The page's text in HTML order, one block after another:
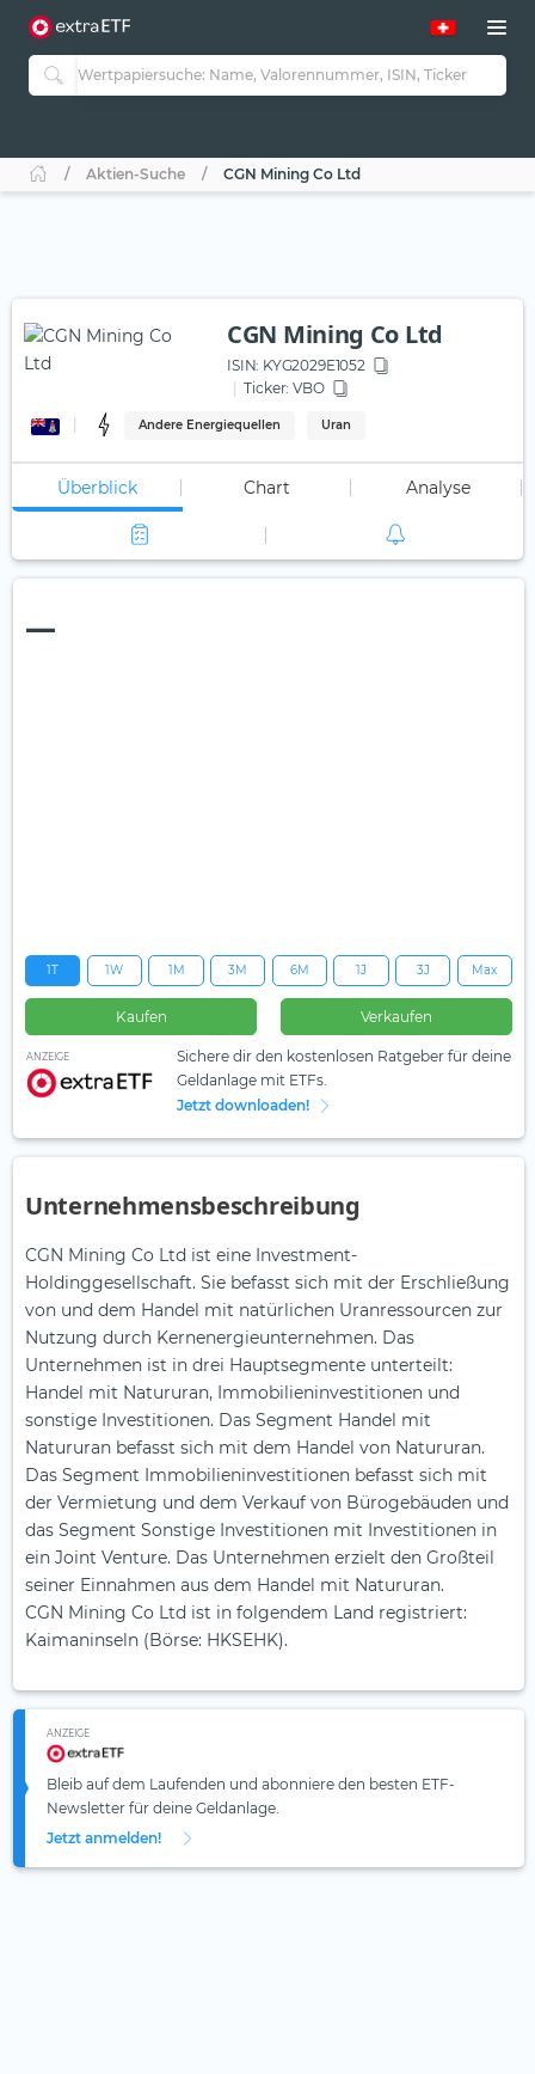
Aktien-Suche CGN Mining Co Ltd
CGN Mining Co Ltd
ISIN: KYG2029E1052
Ticker: VBO
Andere Energiequellen Uran
Überblick Chart Analyse
—
1T 1W 1M 3M 6M 1J 3J Max
Kaufen Verkaufen
ANZEIGE
Sichere dir den kostenlosen Ratgeber für deine
Geldanlage mit ETFs.
Jetzt downloaden!
Unternehmensbeschreibung
CGN Mining Co Ltd ist eine Investment-
Holdinggesellschaft. Sie befasst sich mit der Erschließung
von und dem Handel mit natürlichen Uranressourcen zur
Nutzung durch Kernenergieunternehmen. Das
Unternehmen ist in drei Hauptsegmente unterteilt:
Handel mit Natururan, Immobilieninvestitionen und
sonstige Investitionen. Das Segment Handel mit
Natururan befasst sich mit dem Handel von Natururan.
Das Segment Immobilieninvestitionen befasst sich mit
der Vermietung und dem Verkauf von Bürogebäuden und
das Segment Sonstige Investitionen mit Investitionen in
ein Joint Venture. Das Unternehmen erzielt den Großteil
seiner Einnahmen aus dem Handel mit Natururan.
CGN Mining Co Ltd ist in folgendem Land registriert:
Kaimaninseln (Börse: HKSEHK).
ANZEIGE
Bleib auf dem Laufenden und abonniere den besten ETF-
Newsletter für deine Geldanlage.
Jetzt anmelden!